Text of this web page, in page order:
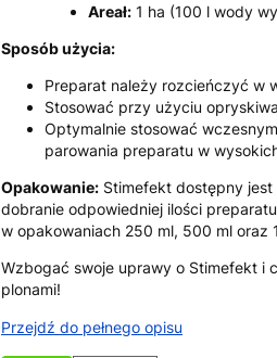
Areał: 1 ha (100 l wody
Sposób użycia:
Preparat należy rozcieńczyć w
Stosować przy użyciu
Optymalnie stosować
parowania preparatu w
Opakowanie: Stimefekt dostępny
dobranie odpowiedniej ilości
w opakowaniach 250 ml, 500 ml oraz
Wzbogać swoje uprawy o Stimefekt i
plonami!
Przejdź do pełnego opisu